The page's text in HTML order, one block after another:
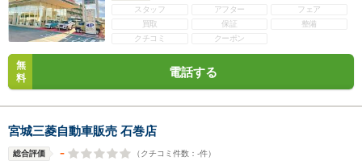
スタッフ
アフター
フェア
買取
保証
整備
クチコミ
クーポン
無
料
電話する
宮城三菱自動車販売 石巻店
総合評価 - （クチコミ件数： -件）